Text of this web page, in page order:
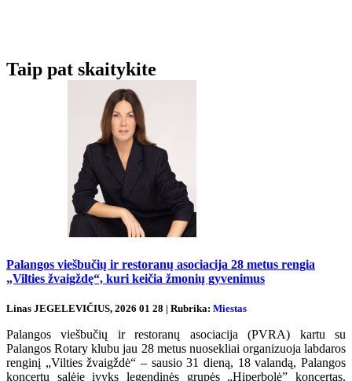
Taip pat skaitykite
Palangos viešbučių ir restoranų asociacija 28 metus rengia
„Vilties žvaigždę“, kuri keičia žmonių gyvenimus
Linas JEGELEVIČIUS, 2026 01 28 | Rubrika: Miestas
Palangos viešbučių ir restoranų asociacija (PVRA) kartu su
Palangos Rotary klubu jau 28 metus nuosekliai organizuoja labdaros
renginį „Vilties žvaigždė“ – sausio 31 dieną, 18 valandą, Palangos
koncertų salėje įvyks legendinės grupės „Hiperbolė” koncertas.